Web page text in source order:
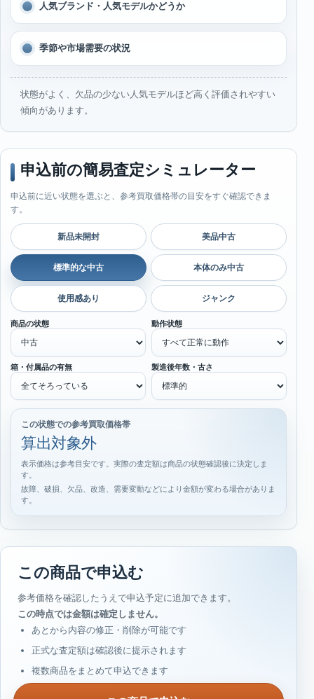
人気ブランド・人気モデルかどうか
季節や市場需要の状況
状態がよく、欠品の少ない人気モデルほど高く評価されやすい
傾向があります。
申込前の簡易査定シミュレーター
申込前に近い状態を選ぶと、参考買取価格帯の目安をすぐ確認できま
す。
新品未開封 美品中古
標準的な中古 本体のみ中古
使用感あり ジャンク
商品の状態 動作状態
箱・付属品の有無 製造後年数・古さ
この状態での参考買取価格帯
算出対象外
表示価格は参考目安です。実際の査定額は商品の状態確認後に決定しま
す。
故障、破損、欠品、改造、需要変動などにより金額が変わる場合がありま
す。
この商品で申込む
参考価格を確認したうえで申込予定に追加できます。
この時点では金額は確定しません。
あとから内容の修正・削除が可能です
正式な査定額は確認後に提示されます
複数商品をまとめて申込できます